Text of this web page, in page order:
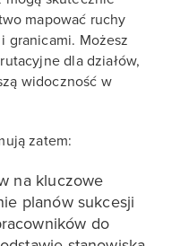
mapować ruchy
granicami. Możesz
dla działów,
widoczność w
zatem:
na kluczowe
planów sukcesji
do